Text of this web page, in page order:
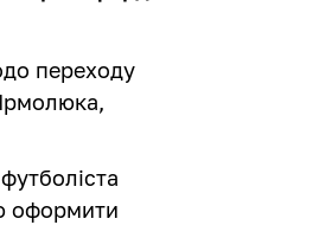
переходу
оформити